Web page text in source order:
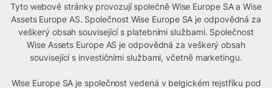
Tyto webové stránky provozují společně Wise Europe SA a Wise
Assets Europe AS. Společnost Wise Europe SA je odpovědná za
veškerý obsah související s platebními službami. Společnost
Wise Assets Europe AS je odpovědná za veškerý obsah
související s investičními službami, včetně marketingu.
Wise Europe SA je společnost vedená v belgickém rejstříku pod